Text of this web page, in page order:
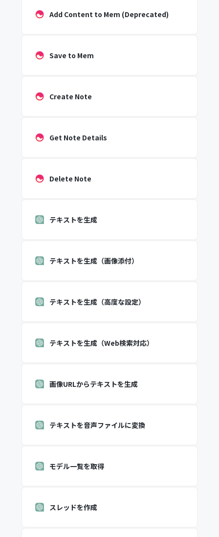
Add Content to Mem (Deprecated)
Save to Mem
Create Note
Get Note Details
Delete Note
テキストを生成
テキストを生成（画像添付）
テキストを生成（高度な設定）
テキストを生成（Web検索対応）
画像URLからテキストを生成
テキストを音声ファイルに変換
モデル一覧を取得
スレッドを作成